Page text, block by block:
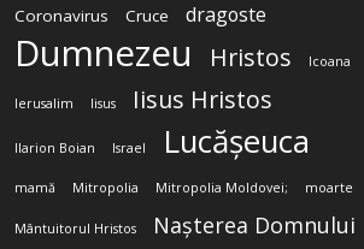
Coronavirus
Cruce dragoste
Dumnezeu Hristos Icoana
Ierusalim Iisus Iisus Hristos
Ilarion Boian Israel Lucășeuca
mamă Mitropolia Mitropolia Moldovei; moarte
Mântuitorul Hristos Nașterea Domnului